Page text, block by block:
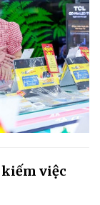
việc